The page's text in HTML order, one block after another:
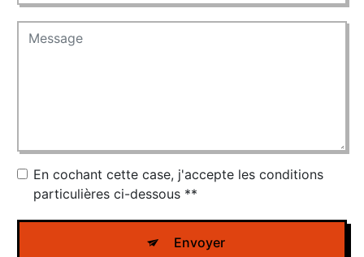
En cochant cette case, j'accepte les conditions
particulières ci-dessous **
Envoyer